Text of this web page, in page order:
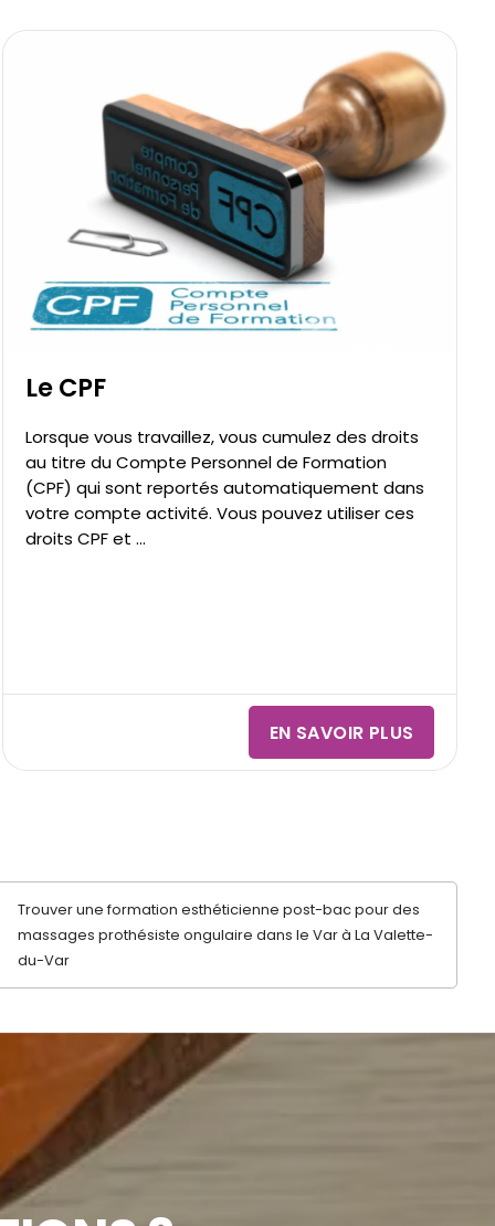
Le CPF
Lorsque vous travaillez, vous cumulez des droits
au titre du Compte Personnel de Formation
(CPF) qui sont reportés automatiquement dans
votre compte activité. Vous pouvez utiliser ces
droits CPF et ...
EN SAVOIR PLUS
Trouver une formation esthéticienne post-bac pour des
massages prothésiste ongulaire dans le Var à La Valette-
du-Var